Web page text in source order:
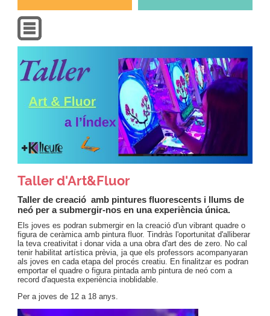
Taller d'Art&Fluor
Taller de creació amb pintures fluorescents i llums de
neó per a submergir-nos en una experiència única.
Els joves es podran submergir en la creació d'un vibrant quadre o
figura de ceràmica amb pintura fluor. Tindràs l'oportunitat d'alliberar
la teva creativitat i donar vida a una obra d'art des de zero. No cal
tenir habilitat artística prèvia, ja que els professors acompanyaran
als joves en cada etapa del procés creatiu. En finalitzar es podran
emportar el quadre o figura pintada amb pintura de neó com a
record d'aquesta experiència inoblidable.
Per a joves de 12 a 18 anys.